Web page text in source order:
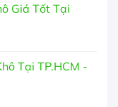
Giá Tốt Tại
Tại TP.HCM -